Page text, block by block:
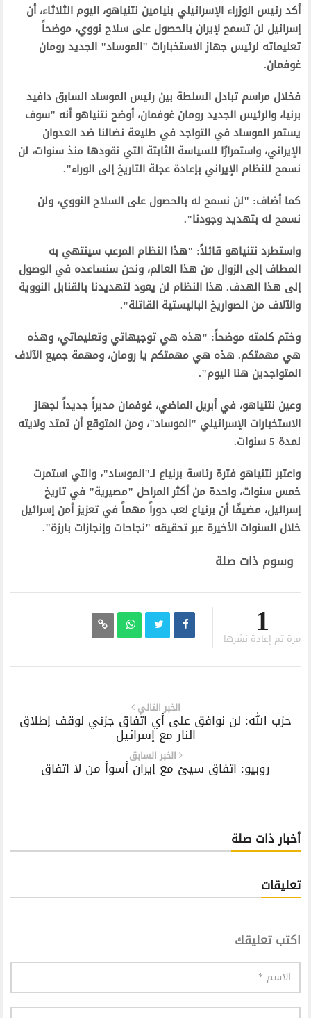
أكد رئيس الوزراء الإسرائيلي بنيامين نتنياهو، اليوم الثلاثاء، أن
إسرائيل لن تسمح لإيران بالحصول على سلاح نووي، موضحاً
تعليماته لرئيس جهاز الاستخبارات "الموساد" الجديد رومان
غوفمان.
فخلال مراسم تبادل السلطة بين رئيس الموساد السابق دافيد
برنيا، والرئيس الجديد رومان غوفمان، أوضح نتنياهو أنه "سوف
يستمر الموساد في التواجد في طليعة نضالنا ضد العدوان
الإيراني، واستمرارًا للسياسة الثابتة التي نقودها منذ سنوات، لن
نسمح للنظام الإيراني بإعادة عجلة التاريخ إلى الوراء".
كما أضاف: "لن نسمح له بالحصول على السلاح النووي، ولن
نسمح له بتهديد وجودنا".
واستطرد نتنياهو قائلاً: "هذا النظام المرعب سينتهي به
المطاف إلى الزوال من هذا العالم، ونحن سنساعده في الوصول
إلى هذا الهدف. هذا النظام لن يعود لتهديدنا بالقنابل النووية
والآلاف من الصواريخ الباليستية القاتلة".
وختم كلمته موضحاً: "هذه هي توجيهاتي وتعليماتي، وهذه
هي مهمتكم. هذه هي مهمتكم يا رومان، ومهمة جميع الآلاف
المتواجدين هنا اليوم".
وعين نتنياهو، في أبريل الماضي، غوفمان مديراً جديداً لجهاز
الاستخبارات الإسرائيلي "الموساد"، ومن المتوقع أن تمتد ولايته
لمدة 5 سنوات.
واعتبر نتنياهو فترة رئاسة برنياع لـ"الموساد"، والتي استمرت
خمس سنوات، واحدة من أكثر المراحل "مصيرية" في تاريخ
إسرائيل، مضيفًا أن برنياع لعب دوراً مهماً في تعزيز أمن إسرائيل
خلال السنوات الأخيرة عبر تحقيقه "نجاحات وإنجازات بارزة".
وسوم ذات صلة
1
مرة تم إعادة نشرها
الخبر التالي
حزب الله: لن نوافق على أي اتفاق جزئي لوقف إطلاق
النار مع إسرائيل
الخبر السابق
روبيو: اتفاق سيئ مع إيران أسوأ من لا اتفاق
أخبار ذات صلة
تعليقات
اكتب تعليقك